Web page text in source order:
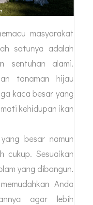
masyarakat
satunya adalah
sentuhan alami.
tanaman hijau
kaca besar yang
kehidupan ikan
besar namun
cukup. Sesuaikan
yang dibangun.
Anda
agar lebih